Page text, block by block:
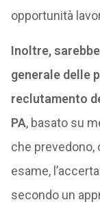
opportunità
Inoltre,
generale delle
reclutamento
PA, basato su
che prevedono,
esame,
secondo un